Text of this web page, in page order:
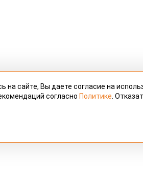
на сайте, Вы даете согласие на
согласно Политике .